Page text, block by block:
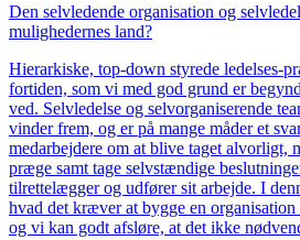
Den selvledende organisation og
mulighedernes land?
Hierarkiske, top-down styrede ledelses-
fortiden, som vi med god grund er
ved. Selvledelse og selvorganiserende
vinder frem, og er på mange måder et
medarbejdere om at blive taget alvorligt,
præge samt tage selvstændige
tilrettelægger og udfører sit arbejde. I
hvad det kræver at bygge en
og vi kan godt afsløre, at det ikke